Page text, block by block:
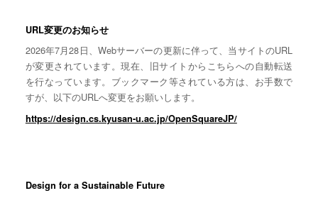
URL変更のお知らせ
2026年7月28日、Webサーバーの更新に伴って、当サイトのURL
が変更されています。現在、旧サイトからこちらへの自動転送
を行なっています。ブックマーク等されている方は、お手数で
すが、以下のURLへ変更をお願いします。
https://design.cs.kyusan-u.ac.jp/OpenSquareJP/
Design for a Sustainable Future